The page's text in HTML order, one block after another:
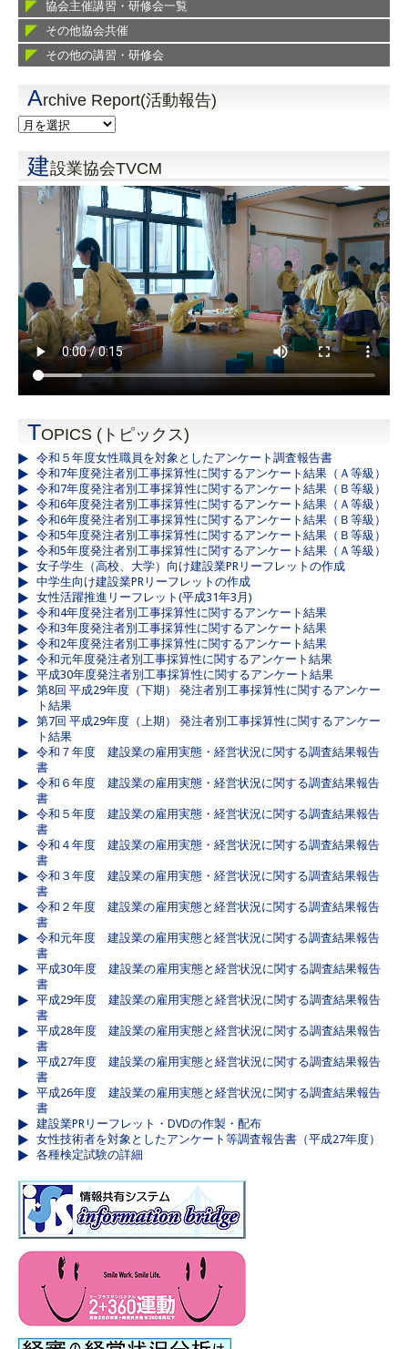
協会主催講習・研修会一覧
その他協会共催
その他の講習・研修会
Archive Report(活動報告)
建設業協会TVCM
TOPICS (トピックス)
令和５年度女性職員を対象としたアンケート調査報告書
令和7年度発注者別工事採算性に関するアンケート結果（Ａ等級）
令和7年度発注者別工事採算性に関するアンケート結果（Ｂ等級）
令和6年度発注者別工事採算性に関するアンケート結果（Ａ等級）
令和6年度発注者別工事採算性に関するアンケート結果（Ｂ等級）
令和5年度発注者別工事採算性に関するアンケート結果（Ｂ等級）
令和5年度発注者別工事採算性に関するアンケート結果（Ａ等級）
女子学生（高校、大学）向け建設業PRリーフレットの作成
中学生向け建設業PRリーフレットの作成
女性活躍推進リーフレット(平成31年3月)
令和4年度発注者別工事採算性に関するアンケート結果
令和3年度発注者別工事採算性に関するアンケート結果
令和2年度発注者別工事採算性に関するアンケート結果
令和元年度発注者別工事採算性に関するアンケート結果
平成30年度発注者別工事採算性に関するアンケート結果
第8回 平成29年度（下期） 発注者別工事採算性に関するアンケー
ト結果
第7回 平成29年度（上期） 発注者別工事採算性に関するアンケー
ト結果
令和７年度 建設業の雇用実態・経営状況に関する調査結果報告
書
令和６年度 建設業の雇用実態・経営状況に関する調査結果報告
書
令和５年度 建設業の雇用実態・経営状況に関する調査結果報告
書
令和４年度 建設業の雇用実態・経営状況に関する調査結果報告
書
令和３年度 建設業の雇用実態・経営状況に関する調査結果報告
書
令和２年度 建設業の雇用実態と経営状況に関する調査結果報告
書
令和元年度 建設業の雇用実態と経営状況に関する調査結果報告
書
平成30年度 建設業の雇用実態と経営状況に関する調査結果報告
書
平成29年度 建設業の雇用実態と経営状況に関する調査結果報告
書
平成28年度 建設業の雇用実態と経営状況に関する調査結果報告
書
平成27年度 建設業の雇用実態と経営状況に関する調査結果報告
書
平成26年度 建設業の雇用実態と経営状況に関する調査結果報告
書
建設業PRリーフレット・DVDの作製・配布
女性技術者を対象としたアンケート等調査報告書（平成27年度）
各種検定試験の詳細